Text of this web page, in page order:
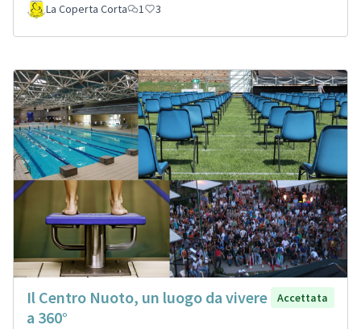
La Coperta Corta 1 3
Il Centro Nuoto, un luogo da vivere
a 360°
Accettata